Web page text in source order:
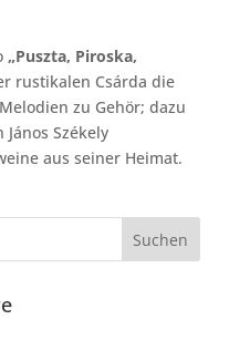
„Puszta, Piroska,
rustikalen Csárda die
zu Gehör; dazu
Székely
aus seiner Heimat.